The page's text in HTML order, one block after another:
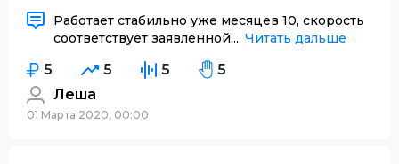
Работает стабильно уже месяцев 10, скорость
соответствует заявленной.... Читать дальше
5 5 5
5
Леша
01 Марта 2020, 00:00